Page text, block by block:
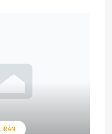
IRÁN